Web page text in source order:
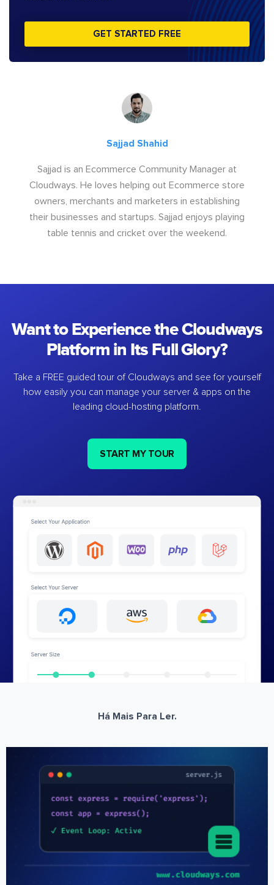
GET STARTED FREE
Sajjad Shahid
Sajjad is an Ecommerce Community Manager at
Cloudways. He loves helping out Ecommerce store
owners, merchants and marketers in establishing
their businesses and startups. Sajjad enjoys playing
table tennis and cricket over the weekend.
Want to Experience the Cloudways
Platform in Its Full Glory?
Take a FREE guided tour of Cloudways and see for yourself
how easily you can manage your server & apps on the
leading cloud-hosting platform.
START MY TOUR
Há Mais Para Ler.